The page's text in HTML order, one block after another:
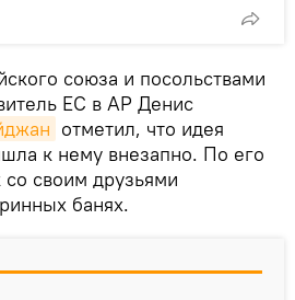
союза и посольствами
ЕС в АР Денис
отметил, что идея
к нему внезапно. По его
своим друзьями
банях.